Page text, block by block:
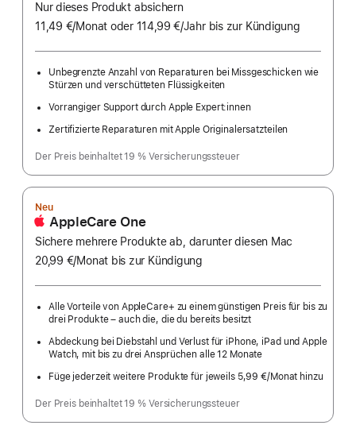
Nur dieses Produkt absichern
11,49 €/Monat pro
oder 114,99 €/Jahr Pro
bis zur Kündigung
Unbegrenzte Anzahl von Reparaturen bei Missgeschicken wie
Stürzen und verschütteten Flüssigkeiten
Vorrangiger Support durch Apple Expert:innen
Zertifizierte Reparaturen mit Apple Originalersatzteilen
Der Preis beinhaltet 19 % Versicherungssteuer
Neu
AppleCare One
Sichere mehrere Produkte ab, darunter diesen Mac
20,99 €/Monat pro
bis zur Kündigung
Alle Vorteile von AppleCare+ zu einem günstigen Preis für bis zu
drei Produkte – auch die, die du bereits besitzt
Abdeckung bei Diebstahl und Verlust für iPhone, iPad und Apple
Watch, mit bis zu drei Ansprüchen alle 12 Monate
Füge jederzeit weitere Produkte für jeweils 5,99 €/Monat hinzu
Der Preis beinhaltet 19 % Versicherungssteuer